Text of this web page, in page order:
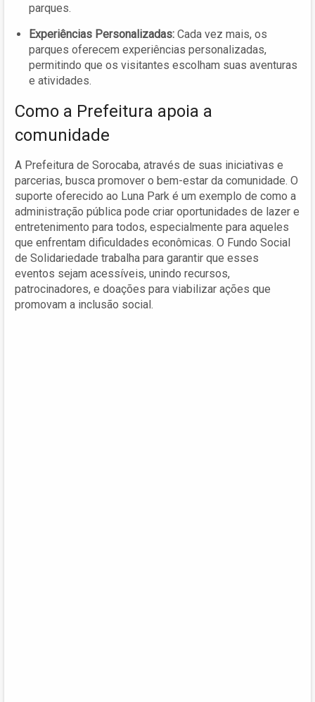
parques.
Experiências Personalizadas: Cada vez mais, os
parques oferecem experiências personalizadas,
permitindo que os visitantes escolham suas aventuras
e atividades.
Como a Prefeitura apoia a
comunidade
A Prefeitura de Sorocaba, através de suas iniciativas e
parcerias, busca promover o bem-estar da comunidade. O
suporte oferecido ao Luna Park é um exemplo de como a
administração pública pode criar oportunidades de lazer e
entretenimento para todos, especialmente para aqueles
que enfrentam dificuldades econômicas. O Fundo Social
de Solidariedade trabalha para garantir que esses
eventos sejam acessíveis, unindo recursos,
patrocinadores, e doações para viabilizar ações que
promovam a inclusão social.